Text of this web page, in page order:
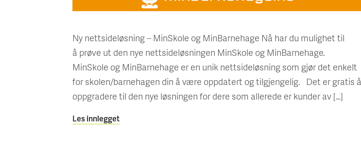
Ny nettsideløsning – MinSkole og MinBarnehage Nå har du mulighet til
å prøve ut den nye nettsideløsningen MinSkole og MinBarnehage.
MinSkole og MinBarnehage er en unik nettsideløsning som gjør det enkelt
for skolen/barnehagen din å være oppdatert og tilgjengelig. Det er gratis å
oppgradere til den nye løsningen for dere som allerede er kunder av […]
Les innlegget